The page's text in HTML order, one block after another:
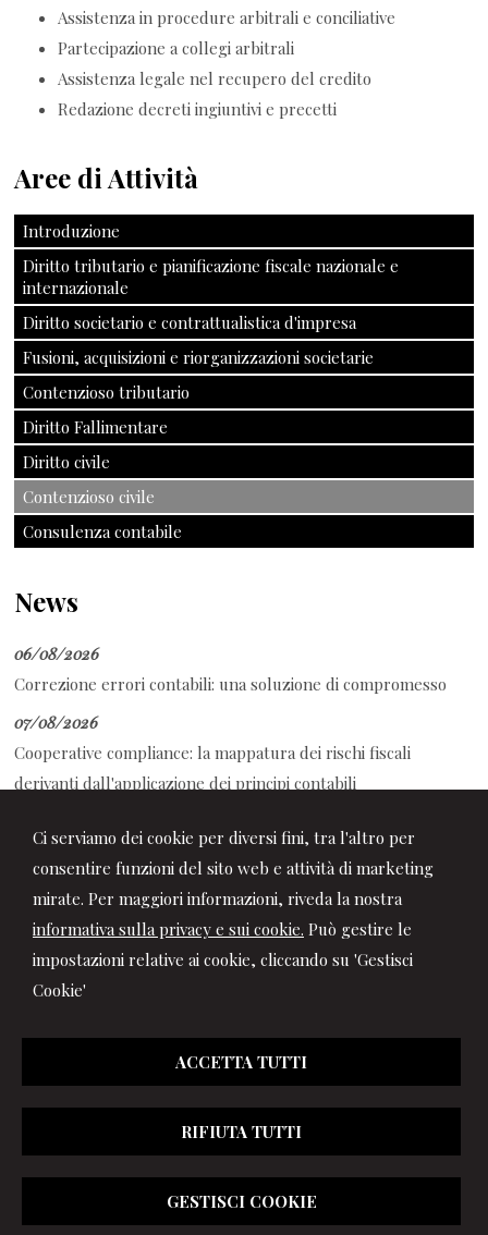
Ci serviamo dei cookie per diversi fini, tra l'altro per
consentire funzioni del sito web e attività di marketing
mirate. Per maggiori informazioni, riveda la nostra
informativa sulla privacy e sui cookie. Può gestire le
impostazioni relative ai cookie, cliccando su 'Gestisci
Cookie'
ACCETTA TUTTI
RIFIUTA TUTTI
GESTISCI COOKIE
Assistenza in procedure arbitrali e conciliative
Partecipazione a collegi arbitrali
Assistenza legale nel recupero del credito
Redazione decreti ingiuntivi e precetti
Aree di Attività
Introduzione
Diritto tributario e pianificazione fiscale nazionale e
internazionale
Diritto societario e contrattualistica d'impresa
Fusioni, acquisizioni e riorganizzazioni societarie
Contenzioso tributario
Diritto Fallimentare
Diritto civile
Contenzioso civile
Consulenza contabile
News
06/08/2026
Correzione errori contabili: una soluzione di compromesso
07/08/2026
Cooperative compliance: la mappatura dei rischi fiscali
derivanti dall'applicazione dei principi contabili
Auto aziendale e fringe benefit: cosa succede durante ferie e
assenze
© 2026 Copyright Studio Marchionni & Partners. Tutti i diritti
riservati | P.IVA 01064400417 |Gestisci Cookie|Privacy|